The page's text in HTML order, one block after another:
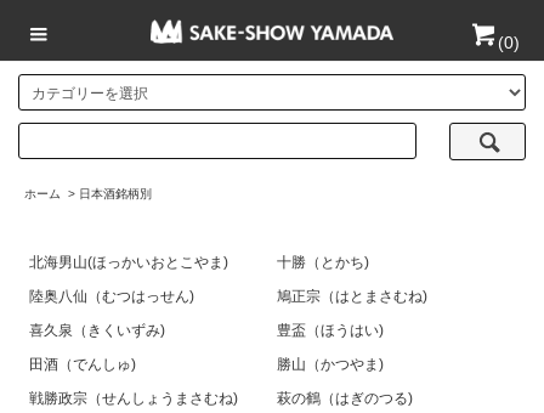
(0)
ホーム > 日本酒銘柄別
北海男山(ほっかいおとこやま)
十勝（とかち)
陸奥八仙（むつはっせん)
鳩正宗（はとまさむね)
喜久泉（きくいずみ)
豊盃（ほうはい)
田酒（でんしゅ)
勝山（かつやま)
戦勝政宗（せんしょうまさむね)
萩の鶴（はぎのつる)